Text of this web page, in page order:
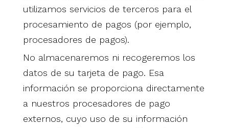
utilizamos servicios de terceros para el
procesamiento de pagos (por ejemplo,
procesadores de pagos).
No almacenaremos ni recogeremos los
datos de su tarjeta de pago. Esa
información se proporciona directamente
a nuestros procesadores de pago
externos, cuyo uso de su información